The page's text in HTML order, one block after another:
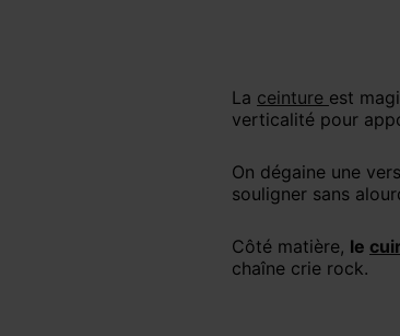
La ceinture est
verticalité pour
On dégaine une
souligner sans
Côté matière, le cuir
chaîne crie rock.